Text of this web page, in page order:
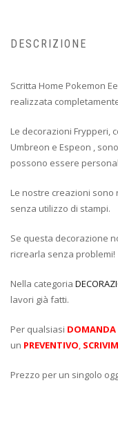
DESCRIZIONE
Scritta Home Pokemon
realizzata
Le decorazioni Frypperi,
Umbreon e Espeon ,
possono essere
Le nostre creazioni sono
senza utilizzo di stampi.
Se questa decorazione
ricrearla senza problemi!
Nella categoria
lavori già fatti.
Per qualsiasi DOMANDA
un PREVENTIVO
Prezzo per un singolo